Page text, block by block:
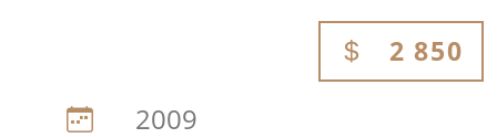
2 850
2009